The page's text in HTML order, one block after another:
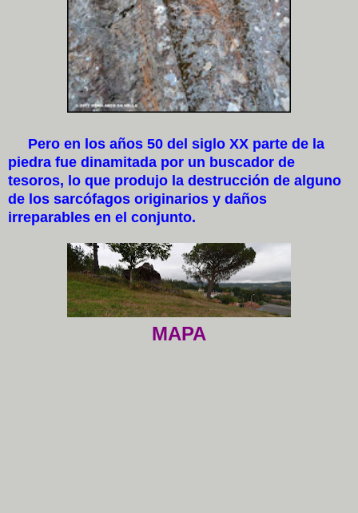
Pero en los años 50 del siglo XX parte de la
piedra fue dinamitada por un buscador de
tesoros, lo que produjo la destrucción de alguno
de los sarcófagos originarios y daños
irreparables en el conjunto.
MAPA